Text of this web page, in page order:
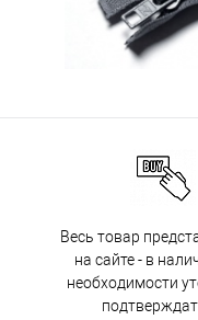
Весь товар
на сайте - в
необходимости